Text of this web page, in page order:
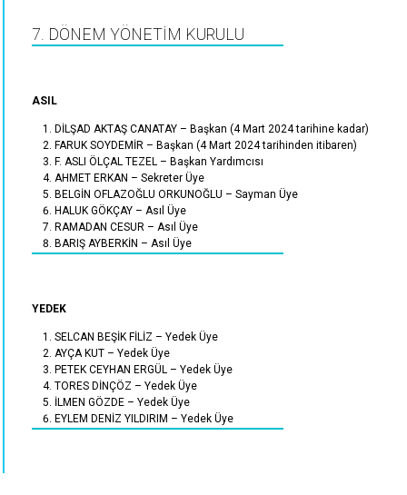
7. DÖNEM YÖNETİM KURULU
ASIL
DİLŞAD AKTAŞ CANATAY – Başkan (4 Mart 2024 tarihine kadar)
FARUK SOYDEMİR – Başkan (4 Mart 2024 tarihinden itibaren)
F. ASLI ÖLÇAL TEZEL – Başkan Yardımcısı
AHMET ERKAN – Sekreter Üye
BELGİN OFLAZOĞLU ORKUNOĞLU – Sayman Üye
HALUK GÖKÇAY – Asıl Üye
RAMADAN CESUR – Asıl Üye
BARIŞ AYBERKİN – Asıl Üye
YEDEK
SELCAN BEŞİK FİLİZ – Yedek Üye
AYÇA KUT – Yedek Üye
PETEK CEYHAN ERGÜL – Yedek Üye
TORES DİNÇÖZ – Yedek Üye
İLMEN GÖZDE – Yedek Üye
EYLEM DENİZ YILDIRIM – Yedek Üye